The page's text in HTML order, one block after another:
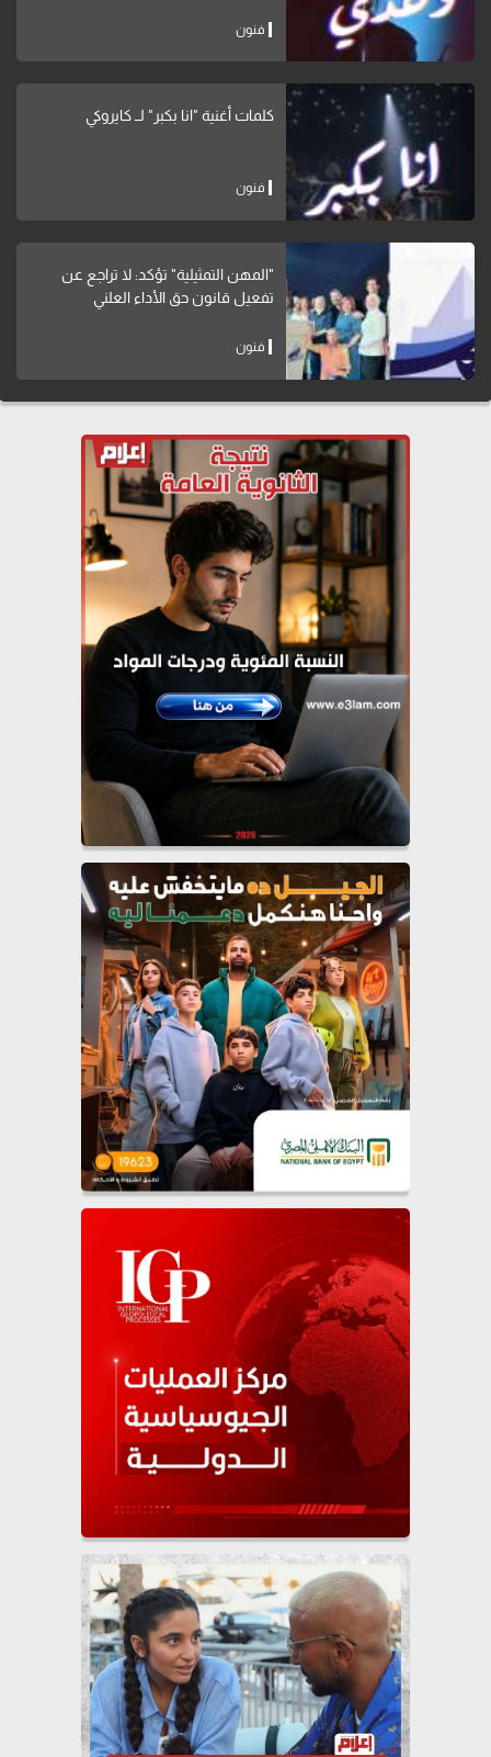
فنون
كلمات أغنية "انا بكبر" لــ كايروكي
فنون
"المهن التمثيلية" تؤكد: لا تراجع عن
تفعيل قانون حق الأداء العلني
فنون